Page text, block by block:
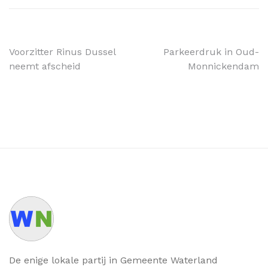
Voorzitter Rinus Dussel
neemt afscheid
Parkeerdruk in Oud-
Monnickendam
De enige lokale partij in Gemeente Waterland